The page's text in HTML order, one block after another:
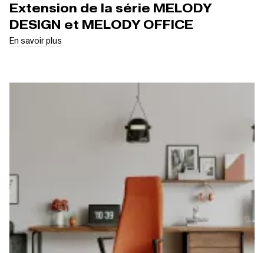
Extension de la série MELODY
DESIGN et MELODY OFFICE
En savoir plus